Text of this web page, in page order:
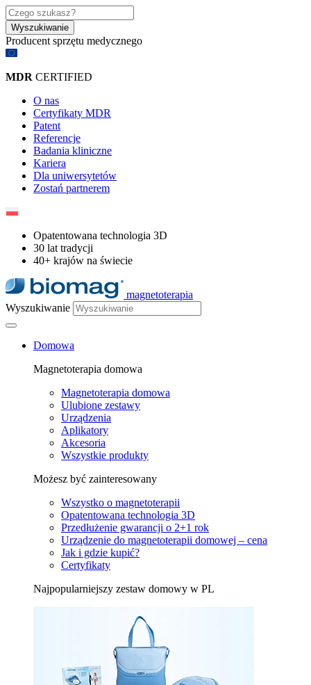
Wyszukiwanie
Producent sprzętu medycznego​
MDR CERTIFIED
O nas
Certyfikaty MDR
Patent
Referencje
Badania kliniczne
Kariera
Dla uniwersytetów
Zostań partnerem
Opatentowana technologia 3D
30 lat tradycji
40+ krajów na świecie
magnetoterapia
Wyszukiwanie
Domowa
Magnetoterapia domowa
Magnetoterapia domowa
Ulubione zestawy
Urządzenia
Aplikatory
Akcesoria
Wszystkie produkty
Możesz być zainteresowany
Wszystko o magnetoterapii
Opatentowana technologia 3D
Przedłużenie gwarancji o 2+1 rok
Urządzenie do magnetoterapii domowej – cena
Jak i gdzie kupić?
Certyfikaty
Najpopularniejszy zestaw domowy w PL